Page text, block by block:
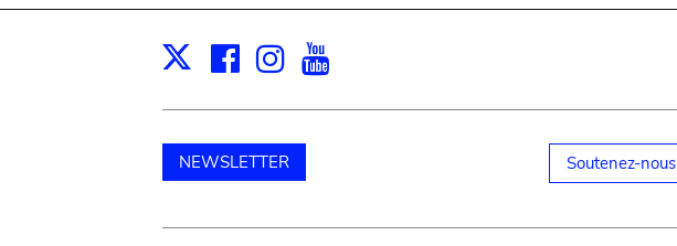
X Facebook
Instagram
NEWSLETTER Soutenez-nous